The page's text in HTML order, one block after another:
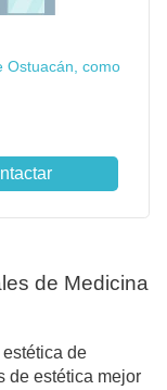
Ostuacán, como
de Medicina
estética de
de estética mejor